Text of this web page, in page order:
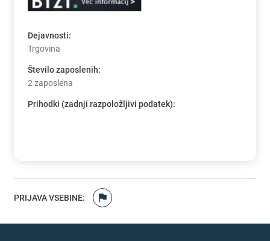
Dejavnosti:
Trgovina
Število zaposlenih:
2 zaposlena
Prihodki (zadnji razpoložljivi podatek):
PRIJAVA VSEBINE: